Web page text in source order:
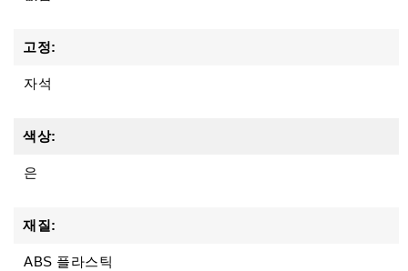
고정:
자석
색상:
은
재질:
ABS 플라스틱